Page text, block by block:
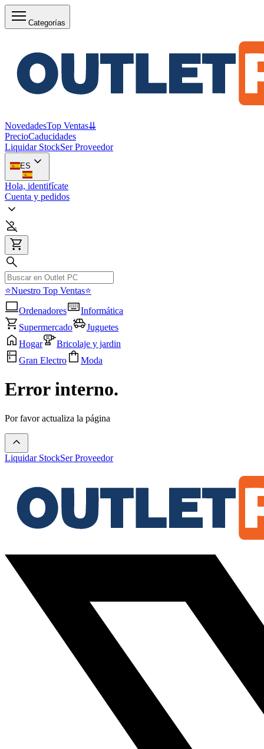
Categorías
NovedadesTop Ventas⇊
PrecioCaducidades
Liquidar StockSer Proveedor
ES
Hola, identifícate
Cuenta y pedidos
⭐Nuestro Top Ventas⭐
Ordenadores
Informática
Supermercado
Juguetes
Hogar
Bricolaje y jardin
Gran Electro
Moda
Error interno.
Por favor actualiza la página
Liquidar StockSer Proveedor